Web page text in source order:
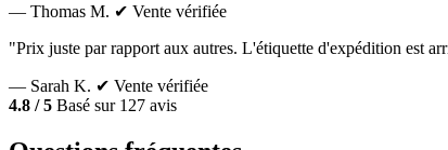
— Thomas M. ✔ Vente vérifiée
"Prix juste par rapport aux autres. L'étiquette d'expédition est
— Sarah K. ✔ Vente vérifiée
4.8 / 5 Basé sur 127 avis